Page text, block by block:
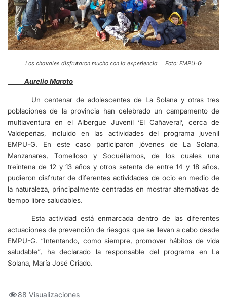
Los chavales disfrutaron mucho con la experiencia Foto: EMPU-G
Aurelio Maroto
Un centenar de adolescentes de La Solana y otras tres
poblaciones de la provincia han celebrado un campamento de
multiaventura en el Albergue Juvenil ‘El Cañaveral’, cerca de
Valdepeñas, incluido en las actividades del programa juvenil
EMPU-G. En este caso participaron jóvenes de La Solana,
Manzanares, Tomelloso y Socuéllamos, de los cuales una
treintena de 12 y 13 años y otros setenta de entre 14 y 18 años,
pudieron disfrutar de diferentes actividades de ocio en medio de
la naturaleza, principalmente centradas en mostrar alternativas de
tiempo libre saludables.
Esta actividad está enmarcada dentro de las diferentes
actuaciones de prevención de riesgos que se llevan a cabo desde
EMPU-G. “Intentando, como siempre, promover hábitos de vida
saludable”, ha declarado la responsable del programa en La
Solana, María José Criado.
88 Visualizaciones